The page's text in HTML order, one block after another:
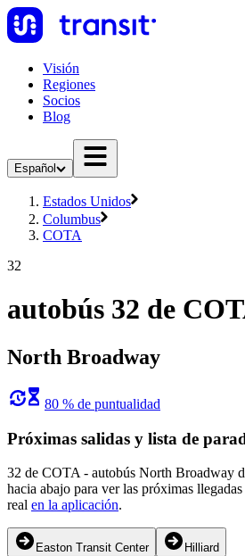
Visión
Regiones
Socios
Blog
Español
Estados Unidos
Columbus
COTA
32
autobús 32 de
North Broadway
80 % de puntualidad
Próximas salidas y lista de
32 de COTA - autobús North Broadway
hacia abajo para ver las próximas
real en la aplicación.
Easton Transit Center Hilliard